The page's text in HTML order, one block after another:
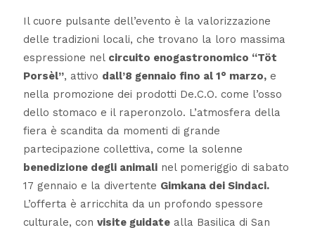
Il cuore pulsante dell’evento è la valorizzazione
delle tradizioni locali, che trovano la loro massima
espressione nel circuito enogastronomico “Töt
Porsèl”, attivo dall’8 gennaio fino al 1° marzo,e
nella promozione dei prodotti De.C.O. come l’osso
dello stomaco e il raperonzolo. L’atmosfera della
fiera è scandita da momenti di grande
partecipazione collettiva, come la solenne
benedizione degli animalinel pomeriggio di sabato
17 gennaio e la divertente Gimkana dei Sindaci.
L’offerta è arricchita da un profondo spessore
culturale, con visite guidatealla Basilica di San